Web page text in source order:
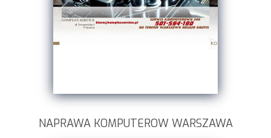
NAPRAWA KOMPUTEROW WARSZAWA